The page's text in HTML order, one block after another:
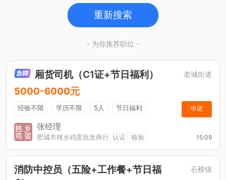
重新搜索
- 为你推荐职位 -
厢货司机（C1证+节日福利） 老城街道
5000-6000元
经验不限 学历不限 5人
节日福利
加班补助
综合补贴
申请
张经理
肥城市桃乡鸡蛋批发商行 认证 核验 15:09
消防中控员（五险+工作餐+节日福
石横镇